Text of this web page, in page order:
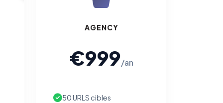
AGENCY
€999/an
50 URLS cibles